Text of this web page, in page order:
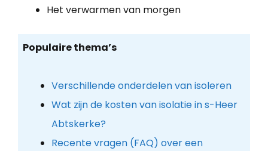
Het verwarmen van morgen
Populaire thema’s
Verschillende onderdelen van isoleren
Wat zijn de kosten van isolatie in s-Heer
Abtskerke?
Recente vragen (FAQ) over een